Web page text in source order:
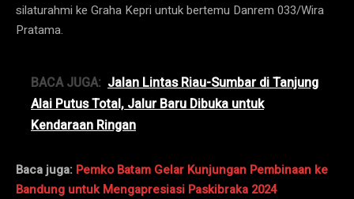
silaturahmi ke Graha Kepri untuk bertemu Danrem 033/Wira
Pratama.
BACA JUGA: Jalan Lintas Riau-Sumbar di Tanjung
Alai Putus Total, Jalur Baru Dibuka untuk
Kendaraan Ringan
Baca juga: Pemko Batam Gelar Kunjungan Pembinaan ke
Bandung untuk Mengapresiasi Paskibraka 2024